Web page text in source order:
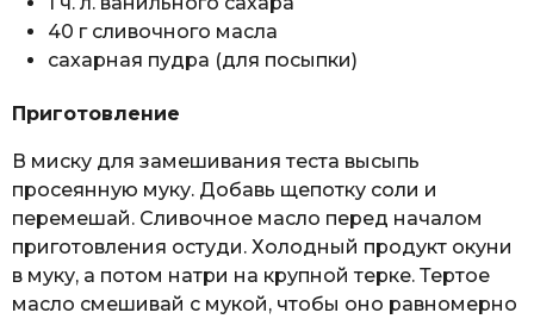
40 г сливочного масла
сахарная пудра (для посыпки)
Приготовление
В миску для замешивания теста высыпь
просеянную муку. Добавь щепотку соли и
перемешай. Сливочное масло перед началом
приготовления остуди. Холодный продукт окуни
в муку, а потом натри на крупной терке. Тертое
масло смешивай с мукой, чтобы оно равномерно